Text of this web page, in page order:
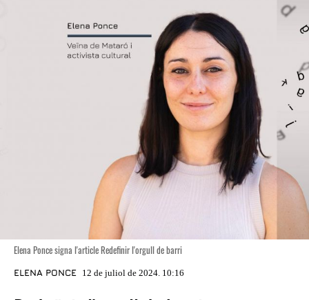
Elena Ponce signa l'article Redefinir l'orgull de barri
ELENA PONCE 12 de juliol de 2024. 10:16